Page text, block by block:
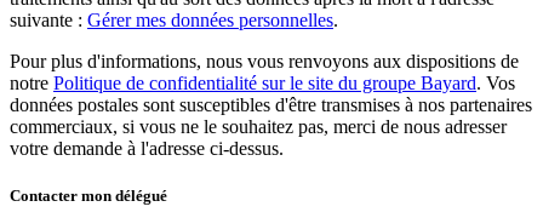
suivante : Gérer mes données personnelles.
Pour plus d'informations, nous vous renvoyons aux dispositions de
notre Politique de confidentialité sur le site du groupe Bayard. Vos
données postales sont susceptibles d'être transmises à nos partenaires
commerciaux, si vous ne le souhaitez pas, merci de nous adresser
votre demande à l'adresse ci-dessus.
Contacter mon délégué